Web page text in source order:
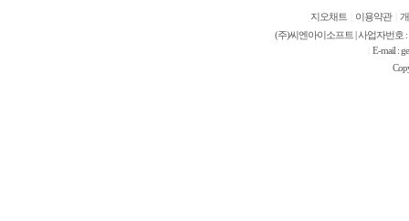
지오채트 이용약관
(주)씨엔아이소프트 | 사업자번호 :
E-mail :